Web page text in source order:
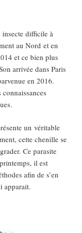
difficile à
au Nord et en
et ce bien plus
arrivée dans Paris
en 2016.
un véritable
cette chenille se
Ce parasite
il est
afin de s’en
apparait.